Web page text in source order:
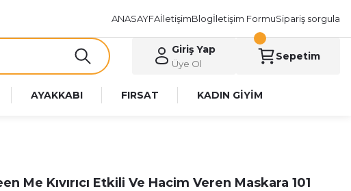
ANASAYFAİletişimBlogİletişim FormuSipariş sorgula
Giriş Yap
Üye Ol
Sepetim
AYAKKABI FIRSAT KADIN GİYİM
Me Kıvırıcı Etkili Ve Hacim Veren Maskara 101